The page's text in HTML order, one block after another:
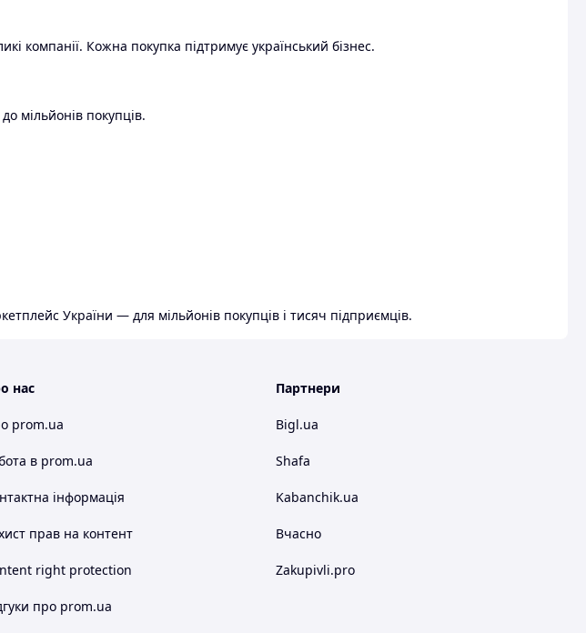
компанії. Кожна покупка підтримує український бізнес.
мільйонів покупців.
України — для мільйонів покупців і тисяч підприємців.
нас
prom.ua
в prom.ua
інформація
прав на контент
right protection
про prom.ua
Партнери
Bigl.ua
Shafa
Kabanchik.ua
Вчасно
Zakupivli.pro